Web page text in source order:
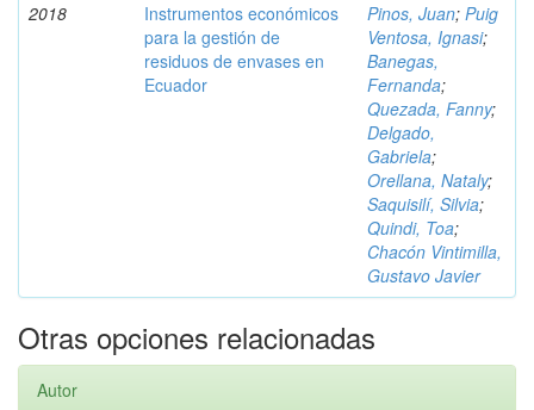
2018
Instrumentos económicos
para la gestión de
residuos de envases en
Ecuador
Pinos, Juan; Puig
Ventosa, Ignasi;
Banegas,
Fernanda;
Quezada, Fanny;
Delgado,
Gabriela;
Orellana, Nataly;
Saquisilí, Silvia;
Quindi, Toa;
Chacón Vintimilla,
Gustavo Javier
Otras opciones relacionadas
Autor